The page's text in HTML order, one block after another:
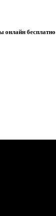
онлайн бесплатно